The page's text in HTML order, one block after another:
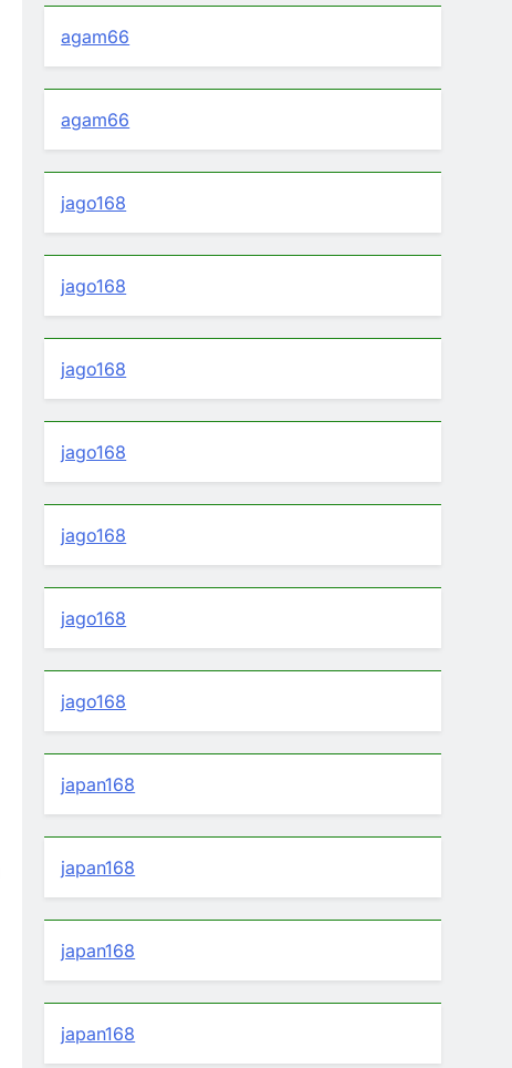
agam66
agam66
jago168
jago168
jago168
jago168
jago168
jago168
jago168
japan168
japan168
japan168
japan168